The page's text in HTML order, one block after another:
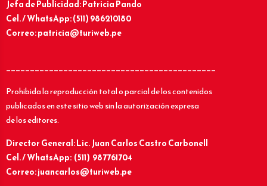
Jefa de Publicidad: Patricia Pando
Cel. / WhatsApp: (511) 986210180
Correo: patricia@turiweb.pe
____________________________________________
Prohibida la reproducción total o parcial de los contenidos
publicados en este sitio web sin la autorización expresa
de los editores.
Director General: Lic.Juan Carlos Castro Carbonell
Cel. / WhatsApp: (511) 987761704
Correo: juancarlos@turiweb.pe